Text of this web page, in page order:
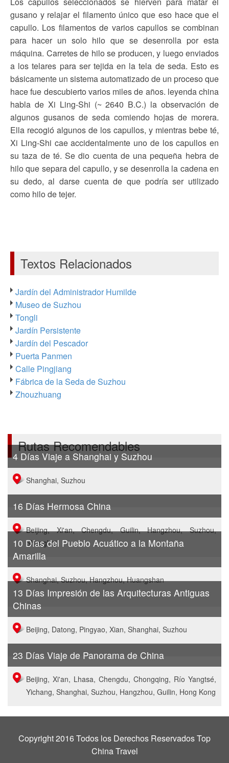
gusano y relajar el filamento único que eso hace que el
capullo. Los filamentos de varios capullos se combinan
para hacer un solo hilo que se desenrolla por esta
máquina. Carretes de hilo se producen, y luego enviados
a los telares para ser tejida en la tela de seda. Esto es
básicamente un sistema automatizado de un proceso que
hace fue descubierto varios miles de años. leyenda china
habla de Xi Ling-Shi (~ 2640 B.C.) la observación de
algunos gusanos de seda comiendo hojas de morera.
Ella recogió algunos de los capullos, y mientras bebe té,
Xi Ling-Shi cae accidentalmente uno de los capullos en
su taza de té. Se dio cuenta de una pequeña hebra de
hilo que separa del capullo, y se desenrolla la cadena en
su dedo, al darse cuenta de que podría ser utilizado
como hilo de tejer.
Textos Relacionados
Jardín del Administrador Humilde
Museo de Suzhou
Tongli
Jardín Persistente
Jardín del Pescador
Puerta Panmen
Calle Pingjiang
Fábrica de la Seda de Suzhou
Zhouzhuang
Rutas Recomendables
4 Días Viaje a Shanghai y Suzhou
Shanghai, Suzhou
16 Días Hermosa China
Beijing, Xi'an, Chengdu, Guilin, Hangzhou, Suzhou,
Shanghai
10 Días del Pueblo Acuático a la Montaña
Amarilla
Shanghai, Suzhou, Hangzhou, Huangshan
13 Días Impresión de las Arquitecturas Antiguas
Chinas
Beijing, Datong, Pingyao, Xian, Shanghai, Suzhou
23 Días Viaje de Panorama de China
Beijing, Xi'an, Lhasa, Chengdu, Chongqing, Río Yangtsé,
Yichang, Shanghai, Suzhou, Hangzhou, Guilin, Hong Kong
Copyright 2016 Todos los Derechos Reservados Top
China Travel